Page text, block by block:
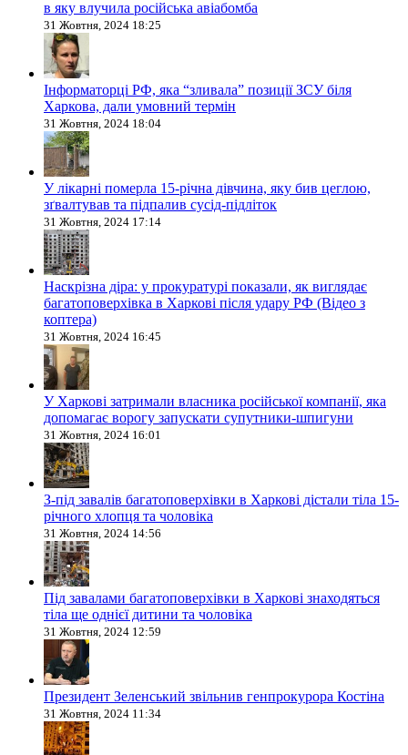
в яку влучила російська авіабомба
31 Жовтня, 2024 18:25
Інформаторці РФ, яка “зливала” позиції ЗСУ біля
Харкова, дали умовний термін
31 Жовтня, 2024 18:04
У лікарні померла 15-річна дівчина, яку бив цеглою,
зґвалтував та підпалив сусід-підліток
31 Жовтня, 2024 17:14
Наскрізна діра: у прокуратурі показали, як виглядає
багатоповерхівка в Харкові після удару РФ (Відео з
коптера)
31 Жовтня, 2024 16:45
У Харкові затримали власника російської компанії, яка
допомагає ворогу запускати супутники-шпигуни
31 Жовтня, 2024 16:01
З-під завалів багатоповерхівки в Харкові дістали тіла 15-
річного хлопця та чоловіка
31 Жовтня, 2024 14:56
Під завалами багатоповерхівки в Харкові знаходяться
тіла ще однієї дитини та чоловіка
31 Жовтня, 2024 12:59
Президент Зеленський звільнив генпрокурора Костіна
31 Жовтня, 2024 11:34